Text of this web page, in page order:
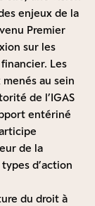
enjeux de la
Premier
sur les
Les
au sein
de l’IGAS
entériné
de la
d’action
du droit à